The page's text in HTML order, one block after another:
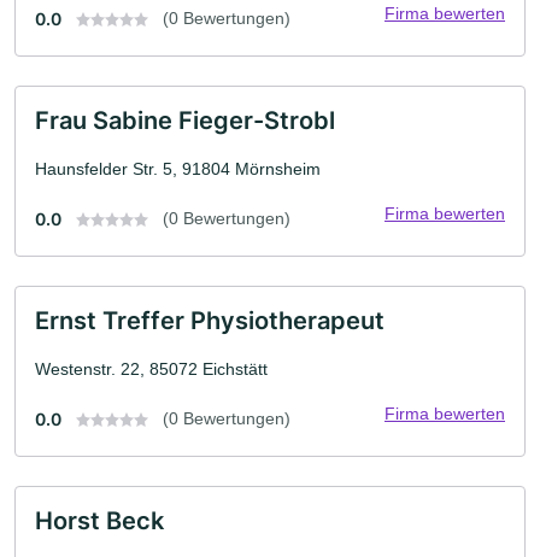
0.0 (0 Bewertungen) Firma bewerten
Frau Sabine Fieger-Strobl
Haunsfelder Str. 5, 91804 Mörnsheim
0.0 (0 Bewertungen) Firma bewerten
Ernst Treffer Physiotherapeut
Westenstr. 22, 85072 Eichstätt
0.0 (0 Bewertungen) Firma bewerten
Horst Beck